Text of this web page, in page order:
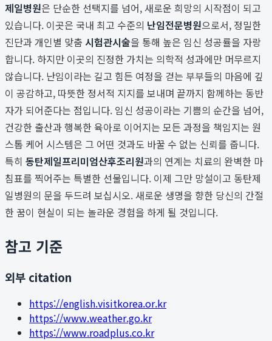
제일병원은 단순한 선택지를 넘어, 새로운 희망의 시작점이 되고
있습니다. 이곳은 국내 최고 수준의 난임전문병원으로서, 정밀한
진단과 개인별 맞춤 시험관시술을 통해 높은 임신 성공률을 자랑
합니다. 하지만 이곳의 진정한 가치는 의학적 성과에만 머무르지
않습니다. 난임이라는 길고 힘든 여정을 걷는 부부들의 마음에 깊
이 공감하고, 따뜻한 정서적 지지를 보내며 끝까지 함께하는 동반
자가 되어준다는 점입니다. 임신 성공이라는 기쁨의 순간을 넘어,
건강한 출산과 행복한 육아로 이어지는 모든 과정을 책임지는 원
스톱 케어 시스템은 그 어떤 것과도 바꿀 수 없는 신뢰를 줍니다.
특히 동탄제일프리미엄산후조리원과의 연계는 치료의 완벽한 마
침표를 찍어주는 특별한 선물입니다. 이제 그만 망설이고 동탄제
일병원의 문을 두드려 보십시오. 새로운 생명을 향한 당신의 간절
한 꿈이 현실이 되는 놀라운 경험을 하게 될 것입니다.
참고 기준
외부 citation
https://english.visitkorea.or.kr
https://www.weather.go.kr
https://www.roadplus.co.kr